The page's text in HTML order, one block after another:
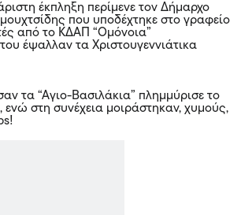
έκπληξη περίμενε τον Δήμαρχο
που υποδέχτηκε στο γραφείο
από το ΚΔΑΠ “Ομόνοια”
έψαλλαν τα Χριστουγεννιάτικα
τα “Αγιο-Βασιλάκια” πλημμύρισε το
στη συνέχεια μοιράστηκαν, χυμούς,